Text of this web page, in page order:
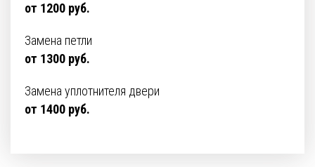
от 1200 руб.
Замена петли
от 1300 руб.
Замена уплотнителя двери
от 1400 руб.